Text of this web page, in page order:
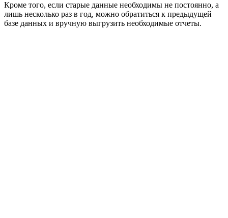
Кроме того, если старые данные необходимы не постоянно, а
лишь несколько раз в год, можно обратиться к предыдущей
базе данных и вручную выгрузить необходимые отчеты.